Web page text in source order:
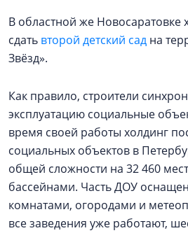
В областной же Новосаратовке
сдать второй детский сад на
Звёзд».
Как правило, строители
эксплуатацию социальные
время своей работы холдинг
социальных объектов в
общей сложности на 32 460
бассейнами. Часть ДОУ
комнатами, огородами и
все заведения уже работают,